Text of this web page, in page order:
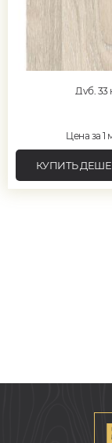
Дуб, 33
Цена за 1
КУПИТЬ